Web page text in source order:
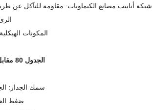
شبكة أنابيب مصانع الكيماويات: مقاومة للتآكل عن
المكونات
الجدول 80 مقابل الجدول الزمني 40 أنابيب الصلب المجلفن
سمك الجدار: الجدول 80 أكثر سمكًا وله
ضغط العمل: